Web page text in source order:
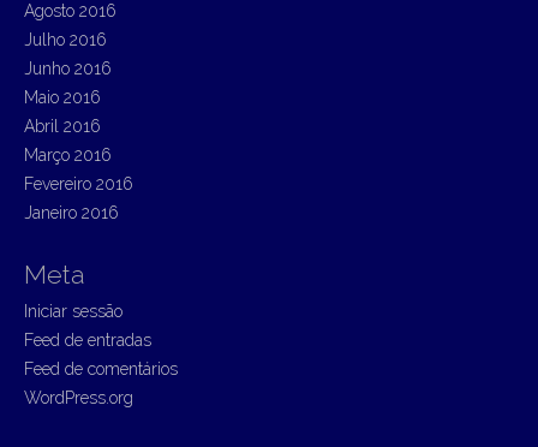
Agosto 2016
Julho 2016
Junho 2016
Maio 2016
Abril 2016
Março 2016
Fevereiro 2016
Janeiro 2016
Meta
Iniciar sessão
Feed de entradas
Feed de comentários
WordPress.org